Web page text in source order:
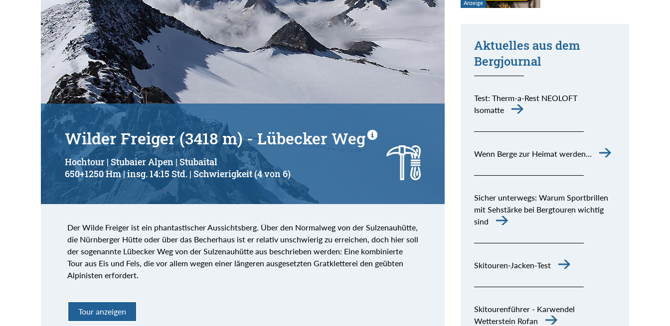
Gebirge:
von
bis
Kondition (Tourdauer):
von
bis
Suchbegriff:
Wilder Freiger (3418 m) - Lübecker Weg
Hochtour | Stubaier Alpen | Stubaital
650+1250 Hm | insg. 14:15 Std. | Schwierigkeit (4 von 6)
Der Wilde Freiger ist ein phantastischer Aussichtsberg. Über den Normalweg von der Sulzenauhütte,
die Nürnberger Hütte oder über das Becherhaus ist er relativ unschwierig zu erreichen, doch hier soll
der sogenannte Lübecker Weg von der Sulzenauhütte aus beschrieben werden: Eine kombinierte
Tour aus Eis und Fels, die vor allem wegen einer längeren ausgesetzten Gratkletterei den geübten
Alpinisten erfordert.
Tour anzeigen
Aktuelles aus dem
Bergjournal
Test: Therm-a-Rest NEOLOFT
Isomatte
Wenn Berge zur Heimat werden…
Sicher unterwegs: Warum Sportbrillen
mit Sehstärke bei Bergtouren wichtig
sind
Skitouren-Jacken-Test
Skitourenführer - Karwendel
Wetterstein Rofan